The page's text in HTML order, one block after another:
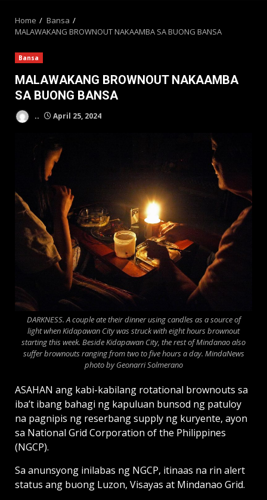
Home
Bansa
MALAWAKANG BROWNOUT NAKAAMBA SA BUONG BANSA
Bansa
MALAWAKANG BROWNOUT NAKAAMBA
SA BUONG BANSA
.. April 25, 2024
DARKNESS. A couple ate their dinner using candles as a source of
light when Kidapawan City was struck with eight hours brownout
starting this week. Beside Kidapawan City, the rest of Mindanao also
suffer brownouts ranging from two to five hours a day. MindaNews
photo by Geonarri Solmerano
ASAHAN ang kabi-kabilang rotational brownouts sa
iba’t ibang bahagi ng kapuluan bunsod ng patuloy
na pagnipis ng reserbang supply ng kuryente, ayon
sa National Grid Corporation of the Philippines
(NGCP).
Sa anunsyong inilabas ng NGCP, itinaas na rin alert
status ang buong Luzon, Visayas at Mindanao Grid.